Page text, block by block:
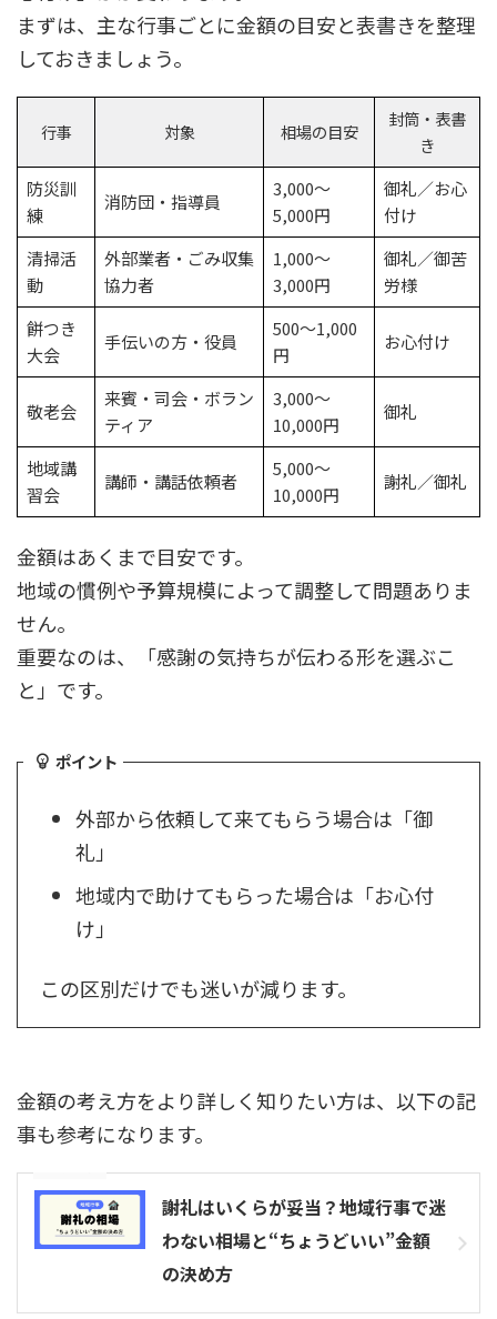
まずは、主な行事ごとに金額の目安と表書きを整理
しておきましょう。
行事 対象 相場の目安
封筒・表書
き
防災訓
練
消防団・指導員
3,000〜
5,000円
御礼／お心
付け
清掃活
動
外部業者・ごみ収集
協力者
1,000〜
3,000円
御礼／御苦
労様
餅つき
大会
手伝いの方・役員
500〜1,000
円
お心付け
敬老会
来賓・司会・ボラン
ティア
3,000〜
10,000円
御礼
地域講
習会
講師・講話依頼者
5,000〜
10,000円
謝礼／御礼
金額はあくまで目安です。
地域の慣例や予算規模によって調整して問題ありま
せん。
重要なのは、「感謝の気持ちが伝わる形を選ぶこ
と」です。
ポイント
外部から依頼して来てもらう場合は「御
礼」
地域内で助けてもらった場合は「お心付
け」
この区別だけでも迷いが減ります。
金額の考え方をより詳しく知りたい方は、以下の記
事も参考になります。
謝礼はいくらが妥当？地域行事で迷
わない相場と“ちょうどいい”金額
の決め方